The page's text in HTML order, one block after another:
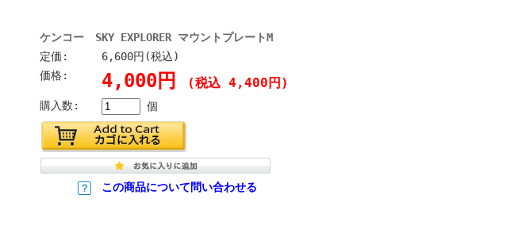
ケンコー SKY EXPLORER マウントプレートM
定価:
6,600円(税込)
価格:
4,000円 (税込 4,400円)
購入数: 個
この商品について問い合わせる